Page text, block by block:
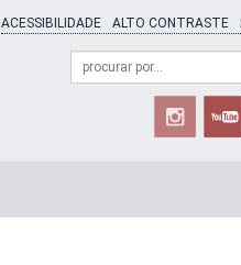
ACESSIBILIDADE ALTO CONTRASTE
Formulário
Campo
de